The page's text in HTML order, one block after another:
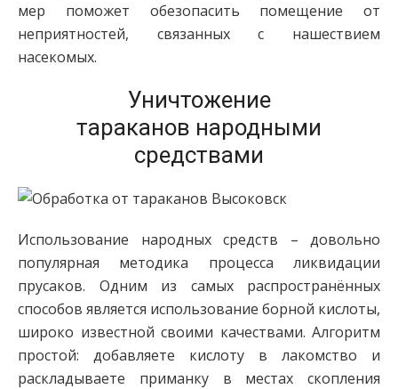
мер поможет обезопасить помещение от
неприятностей, связанных с нашествием
насекомых.
Уничтожение
тараканов народными
средствами
Использование народных средств – довольно
популярная методика процесса ликвидации
прусаков. Одним из самых распространённых
способов является использование борной кислоты,
широко известной своими качествами. Алгоритм
простой: добавляете кислоту в лакомство и
раскладываете приманку в местах скопления